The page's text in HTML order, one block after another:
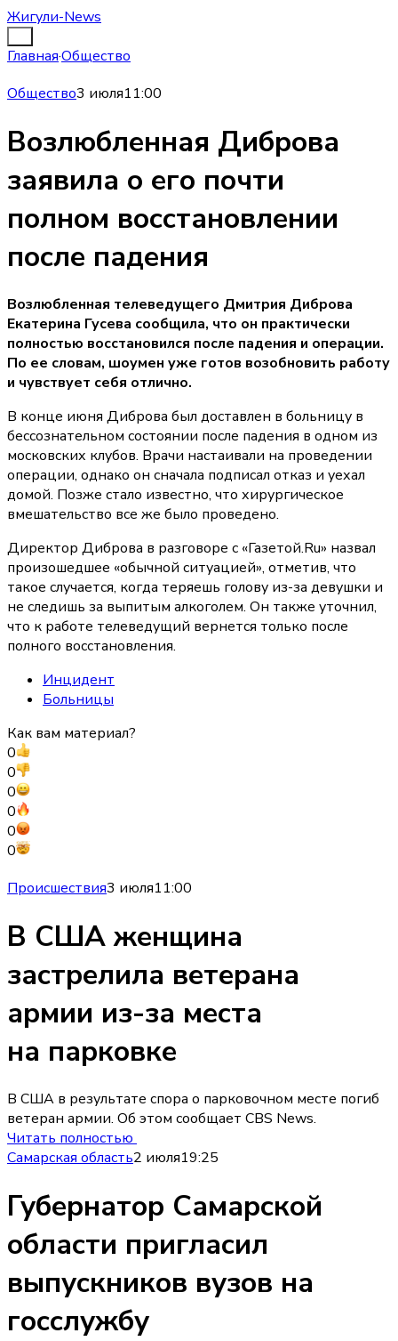
Жигули-News
Главная·Общество
Общество3 июля11:00
Возлюбленная Диброва
заявила о его почти
полном восстановлении
после падения
Возлюбленная телеведущего Дмитрия Диброва
Екатерина Гусева сообщила, что он практически
полностью восстановился после падения и операции.
По ее словам, шоумен уже готов возобновить работу
и чувствует себя отлично.
В конце июня Диброва был доставлен в больницу в
бессознательном состоянии после падения в одном из
московских клубов. Врачи настаивали на проведении
операции, однако он сначала подписал отказ и уехал
домой. Позже стало известно, что хирургическое
вмешательство все же было проведено.
Директор Диброва в разговоре с «Газетой.Ru» назвал
произошедшее «обычной ситуацией», отметив, что
такое случается, когда теряешь голову из-за девушки и
не следишь за выпитым алкоголем. Он также уточнил,
что к работе телеведущий вернется только после
полного восстановления.
Инцидент
Больницы
Как вам материал?
0
0
0
0
0
0
Происшествия3 июля11:00
В США женщина
застрелила ветерана
армии из-за места
на парковке
В США в результате спора о парковочном месте погиб
ветеран армии. Об этом сообщает CBS News.
Читать полностью
Самарская область2 июля19:25
Губернатор Самарской
области пригласил
выпускников вузов на
госслужбу